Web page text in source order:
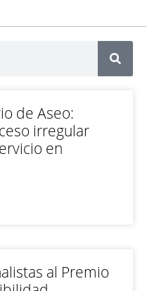
de Aseo:
irregular
en
al Premio